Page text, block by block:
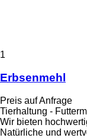
1
Erbsenmehl
Preis auf Anfrage
Tierhaltung -
Wir bieten
Natürliche und